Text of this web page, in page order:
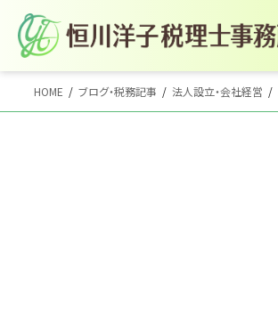
ン
ビ
HOME ブログ・税務記事 法人設立・会社経営